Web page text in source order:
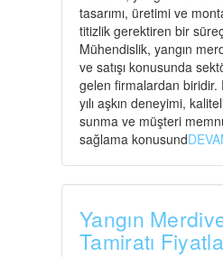
tasarımı, üretimi ve
titizlik gerektiren bir
Mühendislik, yangın
ve satışı konusunda
gelen firmalardan biridir.
yılı aşkın deneyimi,
sunma ve müşteri
sağlama konusund
Yangın
Tamiratı